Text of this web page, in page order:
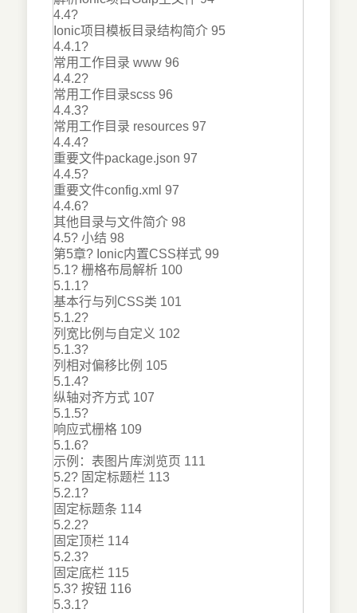
4.4?
Ionic项目模板目录结构简介 95
4.4.1?
常用工作目录 www 96
4.4.2?
常用工作目录scss 96
4.4.3?
常用工作目录 resources 97
4.4.4?
重要文件package.json 97
4.4.5?
重要文件config.xml 97
4.4.6?
其他目录与文件简介 98
4.5? 小结 98
第5章? Ionic内置CSS样式 99
5.1? 栅格布局解析 100
5.1.1?
基本行与列CSS类 101
5.1.2?
列宽比例与自定义 102
5.1.3?
列相对偏移比例 105
5.1.4?
纵轴对齐方式 107
5.1.5?
响应式栅格 109
5.1.6?
示例：表图片库浏览页 111
5.2? 固定标题栏 113
5.2.1?
固定标题条 114
5.2.2?
固定顶栏 114
5.2.3?
固定底栏 115
5.3? 按钮 116
5.3.1?